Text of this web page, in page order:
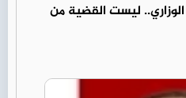
ليست القضية من